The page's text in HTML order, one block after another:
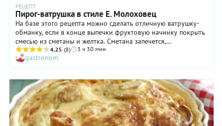
РЕЦЕПТ
Пирог-ватрушка в стиле Е. Молоховец
На базе этого рецепта можно сделать отличную ватрушку-
обманку, если в конце выпечки фруктовую начинку покрыть
смесью из сметаны и желтка. Сметана запечется,
подрумянится, и будет полное ощущение, что ватрушка с
творогом.
4.25 (8) 3 ч 30 мин
gastronom